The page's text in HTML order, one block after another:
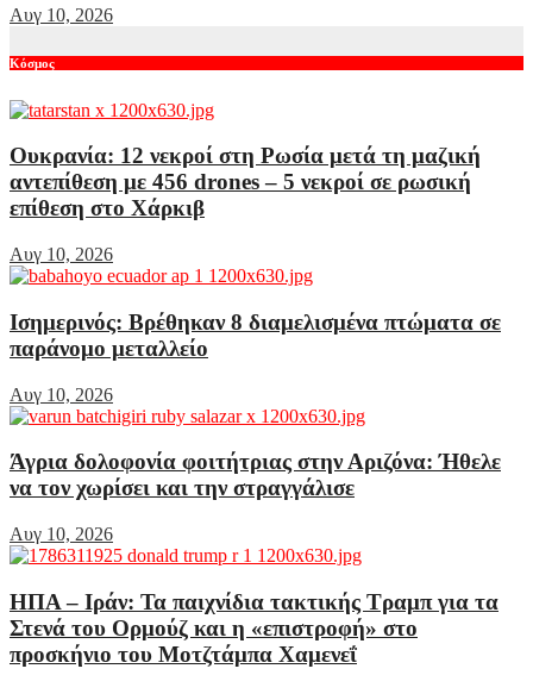
Αυγ 10, 2026
Κόσμος
Ουκρανία: 12 νεκροί στη Ρωσία μετά τη μαζική
αντεπίθεση με 456 drones – 5 νεκροί σε ρωσική
επίθεση στο Χάρκιβ
Αυγ 10, 2026
Ισημερινός: Βρέθηκαν 8 διαμελισμένα πτώματα σε
παράνομο μεταλλείο
Αυγ 10, 2026
Άγρια δολοφονία φοιτήτριας στην Αριζόνα: Ήθελε
να τον χωρίσει και την στραγγάλισε
Αυγ 10, 2026
ΗΠΑ – Ιράν: Τα παιχνίδια τακτικής Τραμπ για τα
Στενά του Ορμούζ και η «επιστροφή» στο
προσκήνιο του Μοτζτάμπα Χαμενεΐ